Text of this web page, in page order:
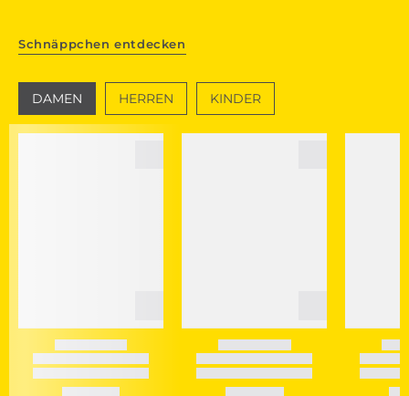
Schnäppchen entdecken
DAMEN HERREN KINDER